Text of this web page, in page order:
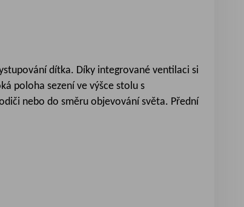
dítka. Díky integrované ventilaci si
poloha sezení ve výšce stolu s
nebo do směru objevování světa. Přední